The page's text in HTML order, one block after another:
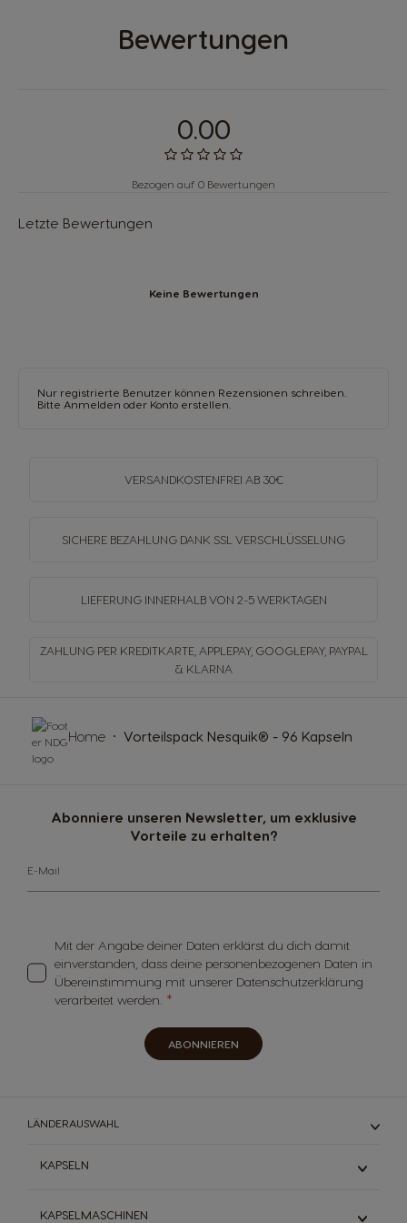
Bewertungen
0.00
Bezogen auf 0 Bewertungen
Letzte Bewertungen
Keine Bewertungen
Nur registrierte Benutzer können Rezensionen schreiben.
Bitte Anmelden oder Konto erstellen
VERSANDKOSTENFREI AB 30€
SICHERE BEZAHLUNG DANK SSL VERSCHLÜSSELUNG
LIEFERUNG INNERHALB VON 2-5 WERKTAGEN
ZAHLUNG PER KREDITKARTE, APPLEPAY, GOOGLEPAY, PAYPAL
& KLARNA
Abonniere unseren Newsletter, um exklusive
Vorteile zu erhalten?
E-Mail
Mit der Angabe deiner Daten erklärst du dich damit
einverstanden, dass deine personenbezogenen Daten in
Übereinstimmung mit unserer Datenschutzerklärung
verarbeitet werden.
ABONNIEREN
Home Vorteilspack Nesquik® - 96 Kapseln
LÄNDERAUSWAHL
KAPSELN
KAPSELMASCHINEN